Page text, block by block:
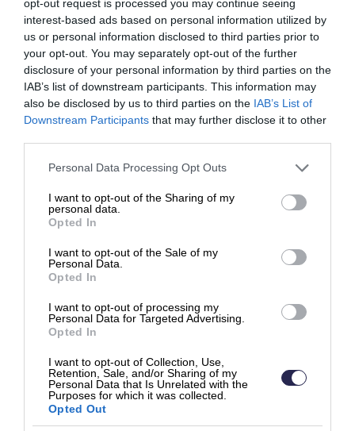
opt-out request is processed you may continue seeing
interest-based ads based on personal information utilized by
us or personal information disclosed to third parties prior to
your opt-out. You may separately opt-out of the further
disclosure of your personal information by third parties on the
IAB’s list of downstream participants. This information may
also be disclosed by us to third parties on the IAB’s List of
Downstream Participants that may further disclose it to other
Please note that this website/app uses one or more Google
not limited to your visit or usage behaviour. You may click to
grant or deny consent to Google and its third-party tags to
use your data for below specified purposes in below Google
consent section.
Personal Data Processing Opt Outs
I want to opt-out of the Sharing of my
personal data.
Opted In
I want to opt-out of the Sale of my
Personal Data.
Opted In
I want to opt-out of processing my
Personal Data for Targeted Advertising.
Opted In
I want to opt-out of Collection, Use,
Retention, Sale, and/or Sharing of my
Personal Data that Is Unrelated with the
Purposes for which it was collected.
Opted Out
Rakennusalan työehtosopimus (TES)
määrittää palkkauksen perusteet ja rakenteet,
tarjoten kattavan ohjeistuksen eri
palkkausmuodoille: aikapalkka, urakkapalkka ja
palkkiopalkka.
Palkkauksen kulmakivenä toimii
ammattitaitoon. Työntekijät luokitellaan
kuuteen palkkaryhmään aloittelevasta
työntekijästä erittäin kokeneeseen
ammattilaiseen, joille maksetaan määritelty
tuntipalkka.